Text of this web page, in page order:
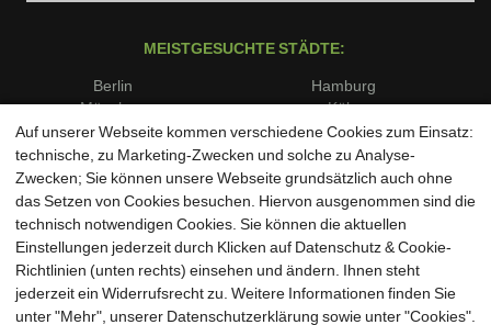
MEISTGESUCHTE STÄDTE:
Berlin
München
Frankfurt am Main
Düsseldorf
Essen
Dresden
Hannover
Duisburg
Wuppertal
Bonn
Hamburg
Köln
Stuttgart
Dortmund
Bremen
Leipzig
Nürnberg
Bochum
Bielefeld
Auf unserer Webseite kommen verschiedene Cookies zum Einsatz:
technische, zu Marketing-Zwecken und solche zu Analyse-
Zwecken; Sie können unsere Webseite grundsätzlich auch ohne
das Setzen von Cookies besuchen. Hiervon ausgenommen sind die
technisch notwendigen Cookies. Sie können die aktuellen
Einstellungen jederzeit durch Klicken auf Datenschutz & Cookie-
Richtlinien (unten rechts) einsehen und ändern. Ihnen steht
jederzeit ein Widerrufsrecht zu. Weitere Informationen finden Sie
unter "Mehr", unserer Datenschutzerklärung sowie unter "Cookies".